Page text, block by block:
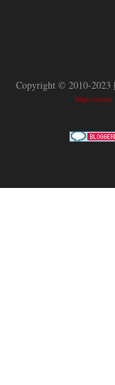
Copyright © 2010-2023
Impressum